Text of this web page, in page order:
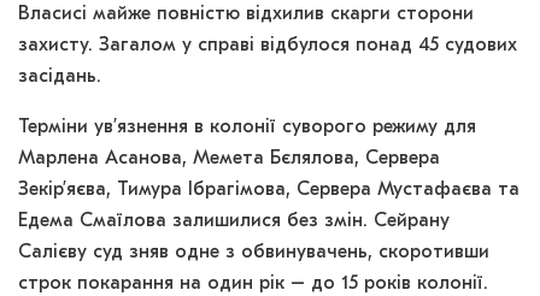
Власисі майже повністю відхилив скарги сторони
захисту. Загалом у справі відбулося понад 45 судових
засідань.
Терміни ув’язнення в колонії суворого режиму для
Марлена Асанова, Мемета Бєлялова, Сервера
Зекір’яєва, Тимура Ібрагімова, Сервера Мустафаєва та
Едема Смаїлова залишилися без змін. Сейрану
Салієву суд зняв одне з обвинувачень, скоротивши
строк покарання на один рік – до 15 років колонії.